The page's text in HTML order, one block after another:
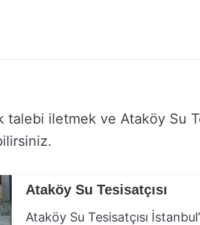
talebi iletmek ve Ataköy Su
Ataköy Su Tesisatçısı
Ataköy Su Tesisatçısı